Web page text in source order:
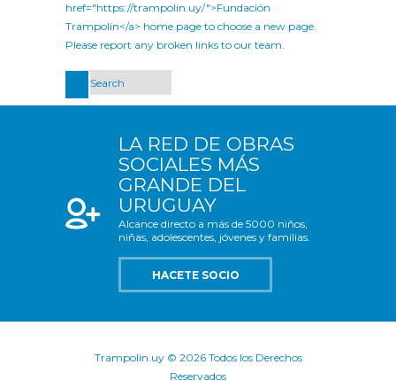
href="https://trampolin.uy/">Fundación
Trampolín</a> home page to choose a new page.
Please report any broken links to our team.
LA RED DE OBRAS
SOCIALES MÁS
GRANDE DEL
URUGUAY
Alcance directo a más de 5000 niños,
niñas, adolescentes, jóvenes y familias.
HACETE SOCIO
Trampolin.uy © 2026 Todos los Derechos
Reservados